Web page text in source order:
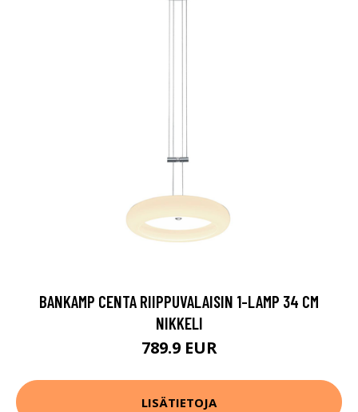
BANKAMP CENTA RIIPPUVALAISIN 1-LAMP 34 CM
NIKKELI
789.9 EUR
LISÄTIETOJA